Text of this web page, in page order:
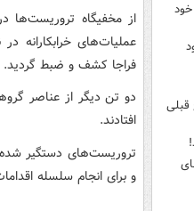
قبلی
از مخفیگاه تروریست‌ها
عملیات‌های خرابکارانه
فراجا کشف و ضبط گردید.
دو تن دیگر از عناصر
افتادند.
تروریست‌های دستگیر
و برای انجام سلسله